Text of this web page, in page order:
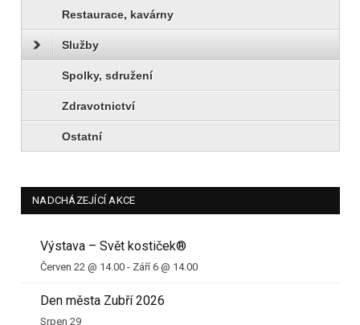
Restaurace, kavárny
Služby
Spolky, sdružení
Zdravotnictví
Ostatní
NADCHÁZEJÍCÍ AKCE
Výstava – Svět kostiček®
Červen 22 @ 14.00 - Září 6 @ 14.00
Den města Zubří 2026
Srpen 29